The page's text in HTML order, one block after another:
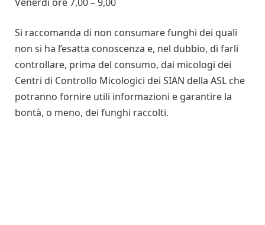
Si raccomanda di non consumare funghi dei quali
non si ha l’esatta conoscenza e, nel dubbio, di farli
controllare, prima del consumo, dai micologi dei
Centri di Controllo Micologici dei SIAN della ASL che
potranno fornire utili informazioni e garantire la
bontà, o meno, dei funghi raccolti.